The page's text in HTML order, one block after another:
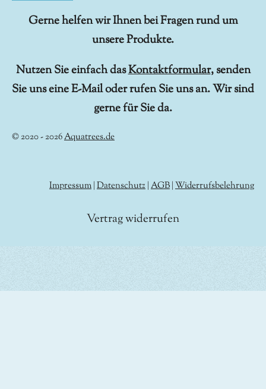
Gerne helfen wir Ihnen bei Fragen rund um
unsere Produkte.
Nutzen Sie einfach dasKontaktformular, senden
Sie uns eine E-Mail oder rufen Sie uns an. Wir sind
gerne für Sie da.
© 2020 - 2026Aquatrees.de
Impressum Datenschutz AGB Widerrufsbelehrung
Vertrag widerrufen